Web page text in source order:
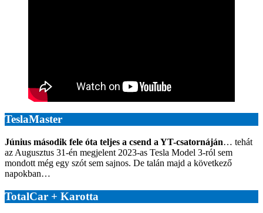
TeslaMaster
Június második fele óta teljes a csend a YT-csatornáján… tehát
az Augusztus 31-én megjelent 2023-as Tesla Model 3-ról sem
mondott még egy szót sem sajnos. De talán majd a következő
napokban…
TotalCar + Karotta